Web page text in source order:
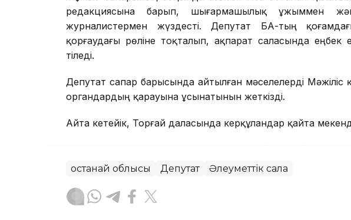
редакциясына барып, шығармашылық ұжыммен
журналистермен жүздесті. Депутат БАҚ-тың
қорғаудағы рөліне тоқталып, ақпарат саласында еңбек
тіледі.
Депутат сапар барысында айтылған мәселелерді Мәжіліс
органдардың қарауына ұсынатынын жеткізді.
Айта кетейік, Торғай даласында керқұландар қайта
Қостанай облысы Депутат Әлеуметтік сала